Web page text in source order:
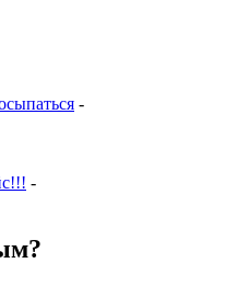
-
-